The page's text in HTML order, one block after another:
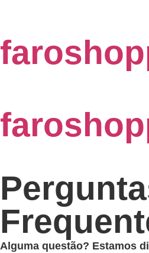
Alguma questão? Estamos